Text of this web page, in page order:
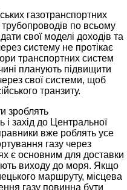
газотранспортних
трубопроводів по всьому
свої моделі доходів та
систему не протікає
транспортних систем
планують підвищити
свої системи, щоб
транзиту.
зроблять
і захід до Центральної
вже роблять усе
газу через
є основним для доставки
виходу до моря. Якщо
маршруту, місцева
газу повинна бути